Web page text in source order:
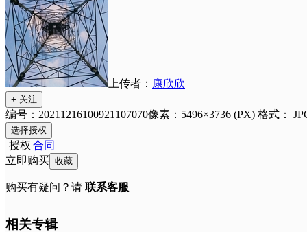
上传者： 康欣欣
+ 关注
编号：20211216100921107070像素：5496×3736 (PX) 格式：
选择授权
授权|合同
立即购买 收藏
购买有疑问？请 联系客服
相关专辑